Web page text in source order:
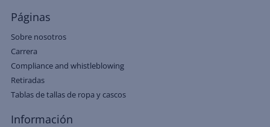
Páginas
Sobre nosotros
Carrera
Compliance and whistleblowing
Retiradas
Tablas de tallas de ropa y cascos
Información